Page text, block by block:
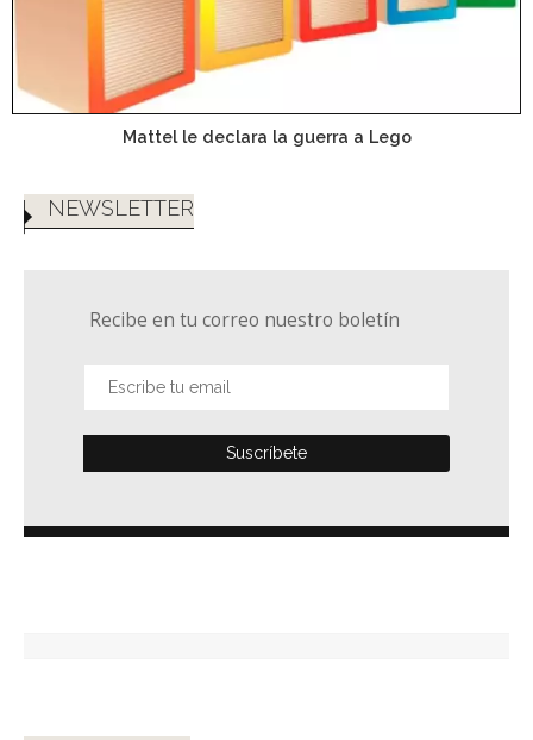
Mattel le declara la guerra a Lego
NEWSLETTER
Recibe en tu correo nuestro boletín